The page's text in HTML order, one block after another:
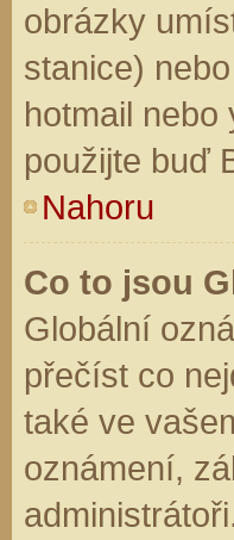
obrázky
stanice)
hotmail
použijte buď
Nahoru
Co to jsou
Globální
přečíst co
také ve
oznámení,